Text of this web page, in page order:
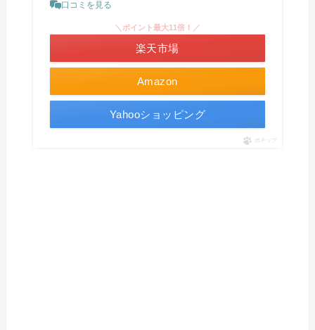
口コミを見る
Amazon
＼ポイント最大11倍！／
楽天市場
Yahooショッピング
ポチップ